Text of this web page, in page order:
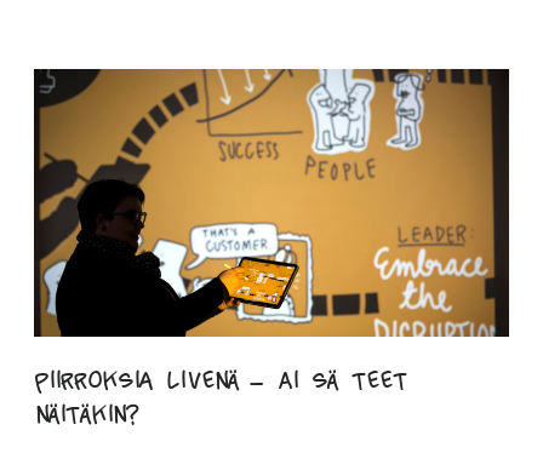
piirroksia livenä – Ai sä teet
näitäkin?